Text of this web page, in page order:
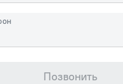
бизнес
Позвонить